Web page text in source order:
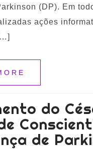
(DP). Em
ações
do
de